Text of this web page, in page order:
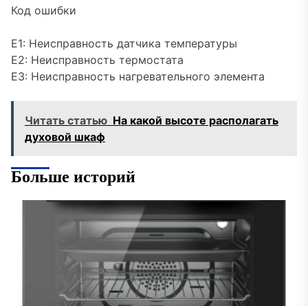
Код ошибки
E1: Неисправность датчика температуры
E2: Неисправность термостата
E3: Неисправность нагревательного элемента
Читать статью На какой высоте располагать
духовой шкаф
Больше историй